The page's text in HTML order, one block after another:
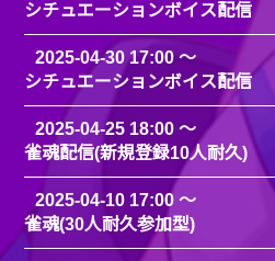
シチュエーションボイス配信
2025-04-30 17:00
シチュエーションボイス配信
2025-04-25 18:00
雀魂配信(新規登録10人耐久)
2025-04-10 17:00
雀魂(30人耐久参加型)